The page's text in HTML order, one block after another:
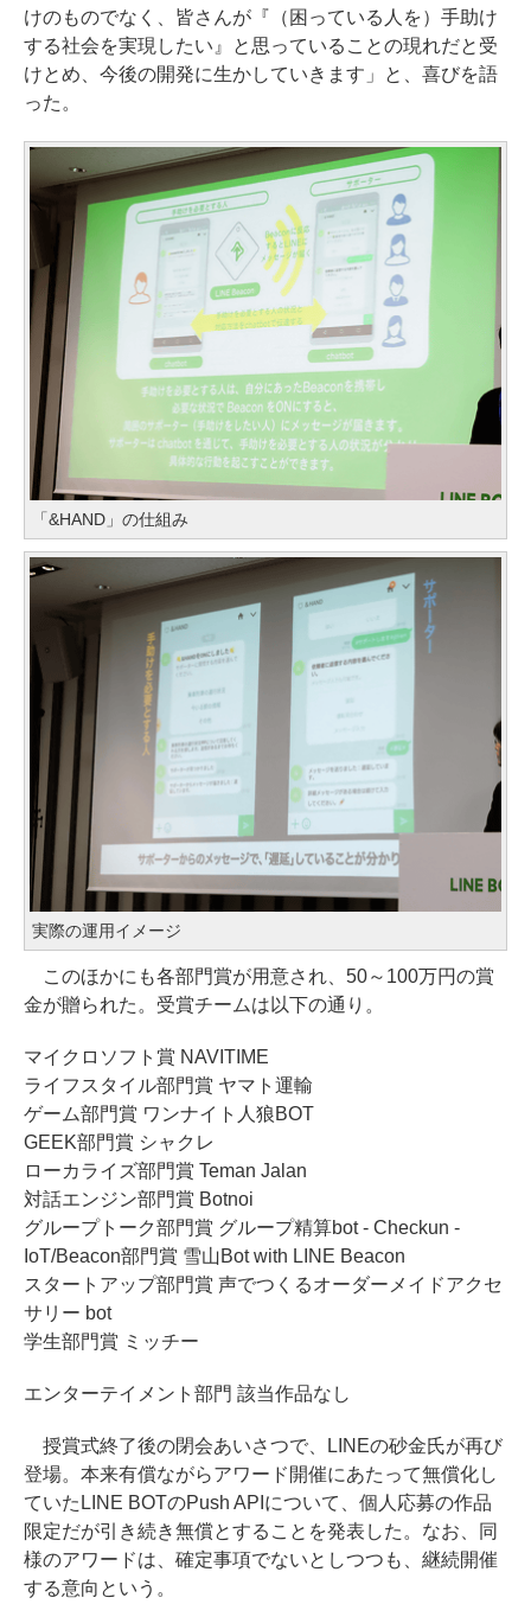
けのものでなく、皆さんが『（困っている人を）手助け
する社会を実現したい』と思っていることの現れだと受
けとめ、今後の開発に生かしていきます」と、喜びを語
った。
「&HAND」の仕組み
実際の運用イメージ
このほかにも各部門賞が用意され、50～100万円の賞
金が贈られた。受賞チームは以下の通り。
マイクロソフト賞 NAVITIME
ライフスタイル部門賞 ヤマト運輸
ゲーム部門賞 ワンナイト人狼BOT
GEEK部門賞 シャクレ
ローカライズ部門賞 Teman Jalan
対話エンジン部門賞 Botnoi
グループトーク部門賞 グループ精算bot - Checkun -
IoT/Beacon部門賞 雪山Bot with LINE Beacon
スタートアップ部門賞 声でつくるオーダーメイドアクセ
サリー bot
学生部門賞 ミッチー
エンターテイメント部門 該当作品なし
授賞式終了後の閉会あいさつで、LINEの砂金氏が再び
登場。本来有償ながらアワード開催にあたって無償化し
ていたLINE BOTのPush APIについて、個人応募の作品
限定だが引き続き無償とすることを発表した。なお、同
様のアワードは、確定事項でないとしつつも、継続開催
する意向という。